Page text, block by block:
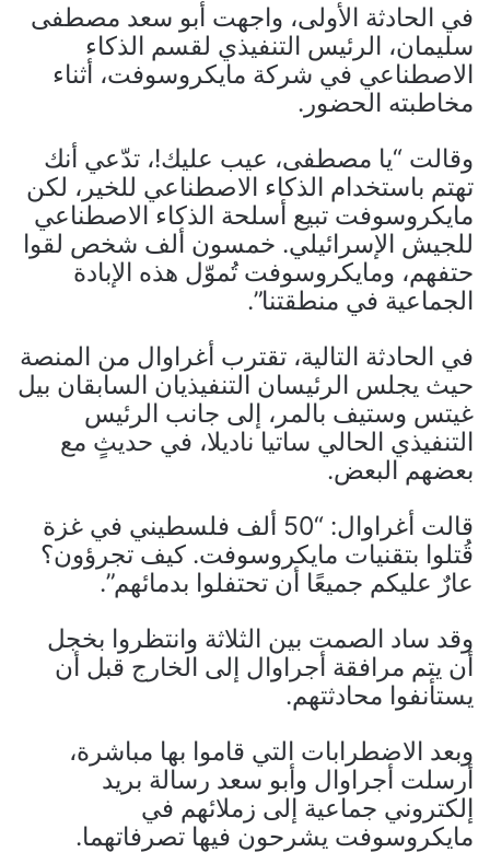
في الحادثة الأولى، واجهت أبو سعد مصطفى
سليمان، الرئيس التنفيذي لقسم الذكاء
الاصطناعي في شركة مايكروسوفت، أثناء
مخاطبته الحضور.
وقالت “يا مصطفى، عيب عليك!، تدّعي أنك
تهتم باستخدام الذكاء الاصطناعي للخير، لكن
مايكروسوفت تبيع أسلحة الذكاء الاصطناعي
للجيش الإسرائيلي. خمسون ألف شخص لقوا
حتفهم، ومايكروسوفت تُموّل هذه الإبادة
الجماعية في منطقتنا”.
في الحادثة التالية، تقترب أغراوال من المنصة
حيث يجلس الرئيسان التنفيذيان السابقان بيل
غيتس وستيف بالمر، إلى جانب الرئيس
التنفيذي الحالي ساتيا ناديلا، في حديثٍ مع
بعضهم البعض.
قالت أغراوال: “50 ألف فلسطيني في غزة
قُتلوا بتقنيات مايكروسوفت. كيف تجرؤون؟
عارٌ عليكم جميعًا أن تحتفلوا بدمائهم”.
وقد ساد الصمت بين الثلاثة وانتظروا بخجل
أن يتم مرافقة أجراوال إلى الخارج قبل أن
يستأنفوا محادثتهم.
وبعد الاضطرابات التي قاموا بها مباشرة،
أرسلت أجراوال وأبو سعد رسالة بريد
إلكتروني جماعية إلى زملائهم في
مايكروسوفت يشرحون فيها تصرفاتهما.